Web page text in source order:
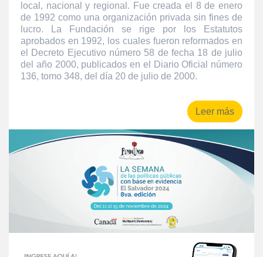
local, nacional y regional. Fue creada el 8 de enero
de 1992 como una organización privada sin fines de
lucro. La Fundación se rige por los Estatutos
aprobados en 1992, los cuales fueron reformados en
el Decreto Ejecutivo número 58 de fecha 18 de julio
del año 2000, publicados en el Diario Oficial número
136, tomo 348, del día 20 de julio de 2000.
Leer más